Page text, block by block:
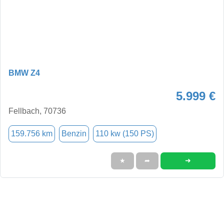
BMW Z4
5.999 €
Fellbach, 70736
159.756 km Benzin 110 kw (150 PS)
★ ➦ ➜